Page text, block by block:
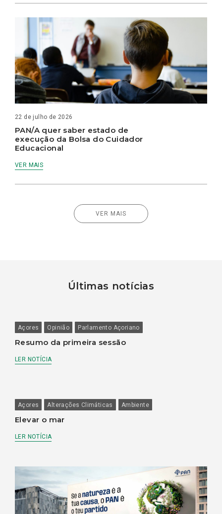
22 de julho de 2026
PAN/A quer saber estado de
execução da Bolsa do Cuidador
Educacional
VER MAIS
VER MAIS
Últimas notícias
Açores Opinião Parlamento Açoriano
Resumo da primeira sessão
LER NOTÍCIA
Açores Alterações Climáticas Ambiente
Elevar o mar
LER NOTÍCIA